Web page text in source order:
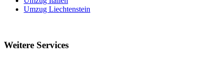
Umzug Liechtenstein
Weitere Services